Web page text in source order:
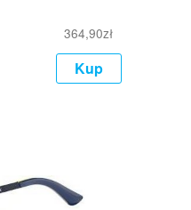
364,90zł
Kup